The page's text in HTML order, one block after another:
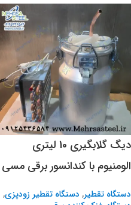
دیگ گلابگیری 10 لیتری
الومنیوم با کندانسور برقی مسی
دستگاه تقطیر, دستگاه تقطیر زودپزی,